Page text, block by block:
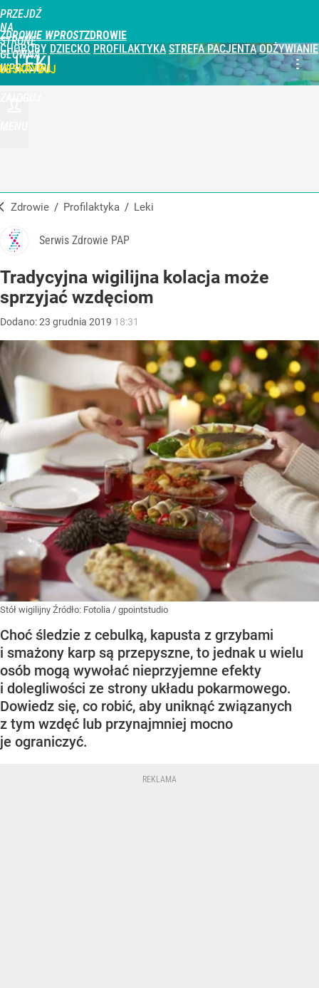
PRZEJDŹ
NA
STRONĘ
GŁÓWNĄ
WPROST.PL
ZDROWIE WPROST
CHOROBY DZIECKO PROFILAKTYKA STREFA PACJENTA ODŻYWIANIE
LEKI
Zdrowie / Profilaktyka / Leki
Serwis Zdrowie PAP
Tradycyjna wigilijna kolacja może
sprzyjać wzdęciom
Dodano:23 grudnia 2019 18:31
Stół wigilijny Źródło: Fotolia / gpointstudio
Choć śledzie z cebulką, kapusta z grzybami
i smażony karp są przepyszne, to jednak u wielu
osób mogą wywołać nieprzyjemne efekty
i dolegliwości ze strony układu pokarmowego.
Dowiedz się, co robić, aby uniknąć związanych
z tym wzdęć lub przynajmniej mocno
je ograniczyć.